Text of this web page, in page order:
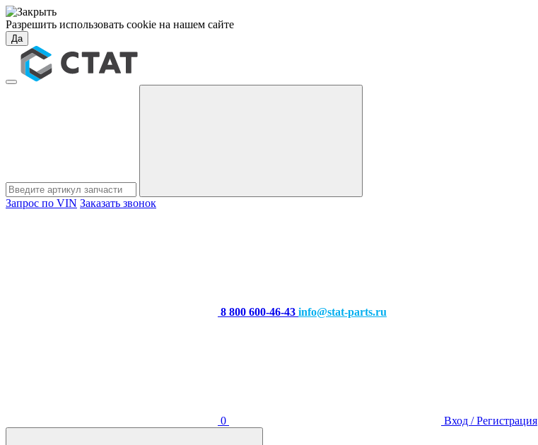
Разрешить использовать cookie на нашем сайте
Да
Запрос по VIN Заказать звонок
8 800 600-46-43 info@stat-parts.ru
0 Вход / Регистрация